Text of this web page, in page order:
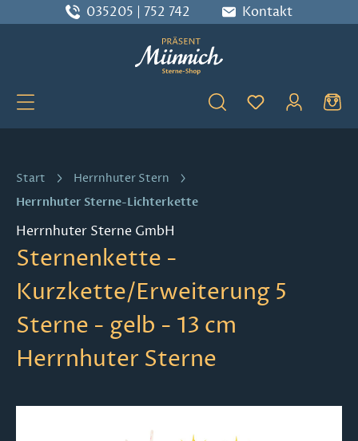
Zum Hauptinhalt springen
035205 | 752 742 Kontakt
Du hast 0
Start Herrnhuter Stern
Herrnhuter Sterne-Lichterkette
Herrnhuter Sterne GmbH
Sternenkette -
Kurzkette/Erweiterung 5
Sterne - gelb - 13 cm
Herrnhuter Sterne